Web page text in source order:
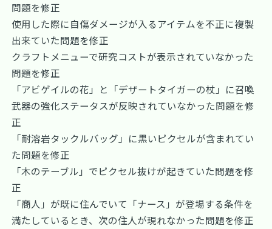
問題を修正
使用した際に自傷ダメージが入るアイテムを不正に複製
出来ていた問題を修正
クラフトメニューで研究コストが表示されていなかった
問題を修正
「アビゲイルの花」と「デザートタイガーの杖」に召喚
武器の強化ステータスが反映されていなかった問題を修
正
「耐溶岩タックルバッグ」に黒いピクセルが含まれてい
た問題を修正
「木のテーブル」でピクセル抜けが起きていた問題を修
正
「商人」が既に住んでいて「ナース」が登場する条件を
満たしているとき、次の住人が現れなかった問題を修正